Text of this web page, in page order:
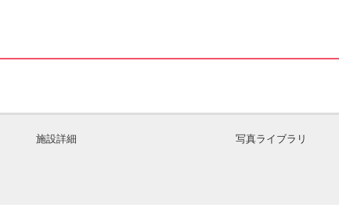
施設詳細 写真ライブラリ